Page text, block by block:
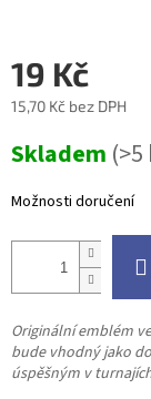
19 Kč
15,70 Kč bez DPH
cena:
Skladem (>5
Možnosti doručení
Originální emblém
bude vhodný jako
úspěšným v